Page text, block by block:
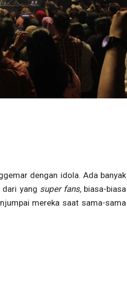
dengan idola. Ada banyak
dari yang super fans, biasa-biasa
mereka saat sama-sama